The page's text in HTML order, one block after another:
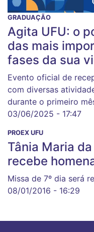
GRADUAÇÃO
Agita UFU: o
das mais
fases da sua
Evento oficial de
com diversas
durante o primeiro
03/06/2025 - 17:47
PROEX UFU
Tânia Maria
recebe
Missa de 7º dia será
08/01/2016 - 16:29